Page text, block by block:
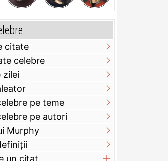
citate
celebre
zilei
pe teme
pe autori
Murphy
un citat